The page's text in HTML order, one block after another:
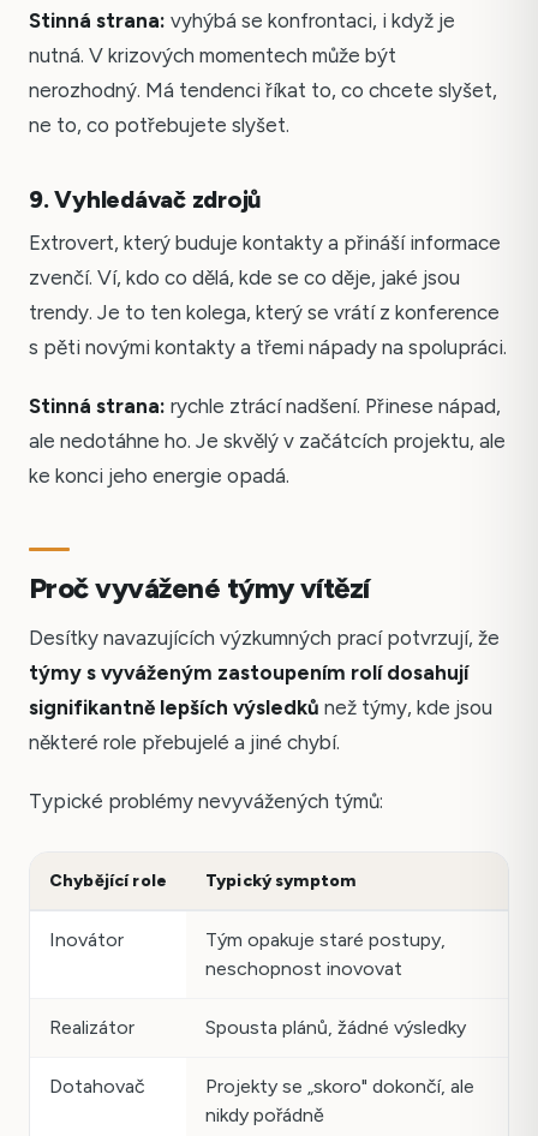
Stinná strana: vyhýbá se konfrontaci, i když je
nutná. V krizových momentech může být
nerozhodný. Má tendenci říkat to, co chcete slyšet,
ne to, co potřebujete slyšet.
9. Vyhledávač zdrojů
Extrovert, který buduje kontakty a přináší informace
zvenčí. Ví, kdo co dělá, kde se co děje, jaké jsou
trendy. Je to ten kolega, který se vrátí z konference
s pěti novými kontakty a třemi nápady na spolupráci.
Stinná strana: rychle ztrácí nadšení. Přinese nápad,
ale nedotáhne ho. Je skvělý v začátcích projektu, ale
ke konci jeho energie opadá.
Proč vyvážené týmy vítězí
Desítky navazujících výzkumných prací potvrzují, že
týmy s vyváženým zastoupením rolí dosahují
signifikantně lepších výsledků než týmy, kde jsou
některé role přebujelé a jiné chybí.
Typické problémy nevyvážených týmů:
Chybějící role Typický symptom
Inovátor
Tým opakuje staré postupy,
neschopnost inovovat
Realizátor Spousta plánů, žádné výsledky
Dotahovač
Projekty se „skoro" dokončí, ale
nikdy pořádně